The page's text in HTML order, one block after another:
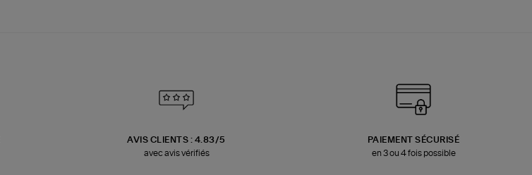
AVIS CLIENTS : 4.83/5
avec avis vérifiés
PAIEMENT SÉCURISÉ
en 3 ou 4 fois possible